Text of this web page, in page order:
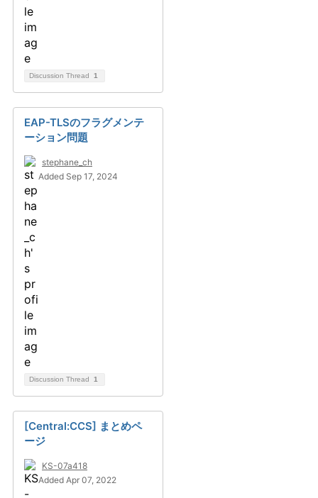
Discussion Thread 1
EAP-TLSのフラグメンテ
ーション問題
stephane_ch
Added Sep 17, 2024
Discussion Thread 1
[Central:CCS] まとめペ
ージ
KS-07a418
Added Apr 07, 2022